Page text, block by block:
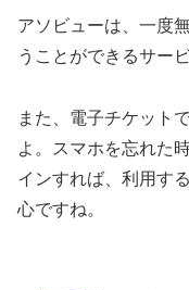
アソビューは、一度
うことができるサー
また、電子チケット
よ。スマホを忘れた
インすれば、利用す
心ですね。